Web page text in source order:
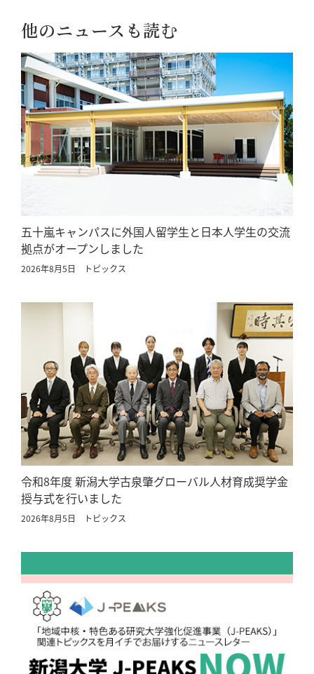
他のニュースも読む
五十嵐キャンパスに外国人留学生と日本人学生の交流
拠点がオープンしました
2026年8月5日 トピックス
令和8年度 新潟大学古泉肇グローバル人材育成奨学金
授与式を行いました
2026年8月5日 トピックス